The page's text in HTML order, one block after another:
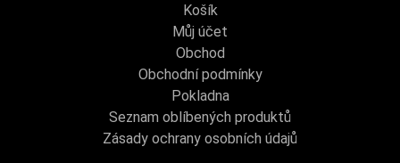
Košík
Můj účet
Obchod
Obchodní podmínky
Pokladna
Seznam oblíbených produktů
Zásady ochrany osobních údajů